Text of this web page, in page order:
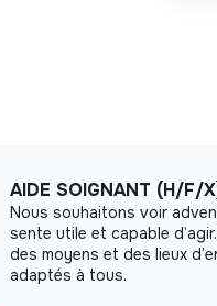
AIDE SOIGNANT (H/F/
Nous souhaitons voir
sente utile et capable
des moyens et des lieux
adaptés à tous.